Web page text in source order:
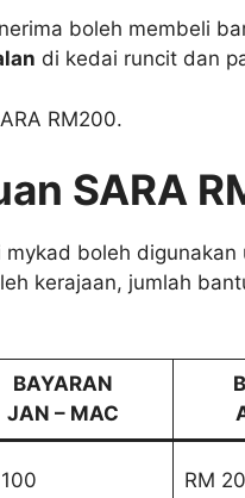
boleh membeli
di kedai runcit dan
RM200.
SARA
boleh
kerajaan, jumlah
BAYARAN
JAN – MAC
RM